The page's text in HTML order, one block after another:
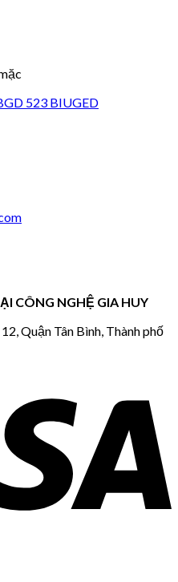
523 BIUGED
CÔNG NGHỆ GIA HUY
Quận Tân Bình, Thành phố